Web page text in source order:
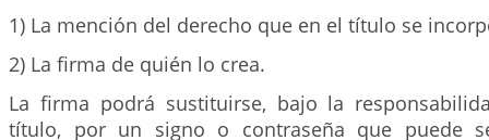
1) La mención del derecho que en el título se
2) La firma de quién lo crea.
La firma podrá sustituirse, bajo la
título, por un signo o contraseña que puede